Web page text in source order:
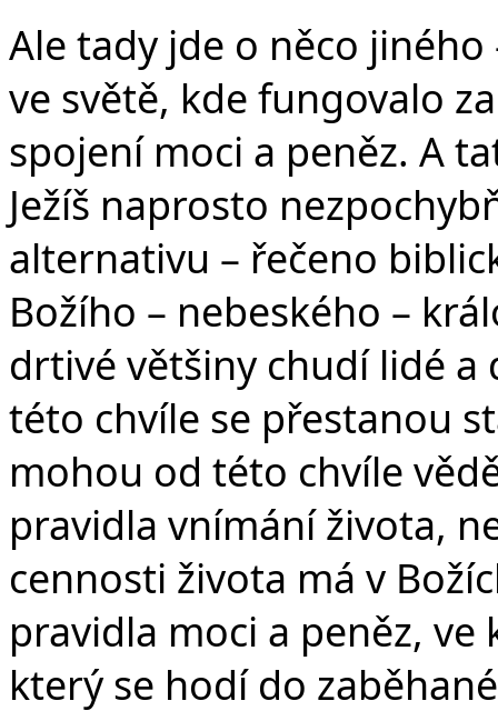
Ale tady jde o něco
ve světě, kde fungovalo
spojení moci a peněz. A
Ježíš naprosto
alternativu – řečeno
Božího – nebeského –
drtivé většiny chudí lidé
této chvíle se přestanou
mohou od této chvíle
pravidla vnímání života,
cennosti života má v
pravidla moci a peněz,
který se hodí do